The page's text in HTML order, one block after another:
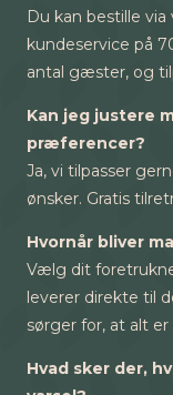
Du kan bestille
kundeservice på
antal gæster, og
Kan jeg justere
præferencer?
Ja, vi tilpasser
ønsker. Gratis
Hvornår bliver
Vælg dit
leverer direkte til
sørger for, at alt er
Hvad sker der,